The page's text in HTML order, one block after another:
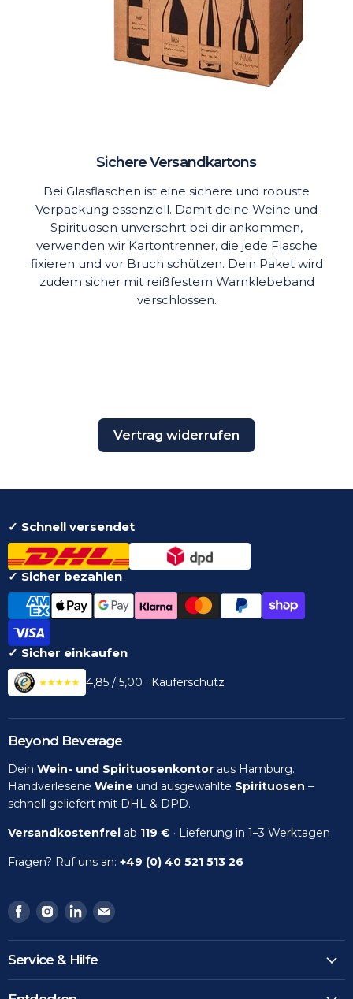
Sichere Versandkartons
Bei Glasflaschen ist eine sichere und robuste
Verpackung essenziell. Damit deine Weine und
Spirituosen unversehrt bei dir ankommen,
verwenden wir Kartontrenner, die jede Flasche
fixieren und vor Bruch schützen. Dein Paket wird
zudem sicher mit reißfestem Warnklebeband
verschlossen.
Vertrag widerrufen
✓ Schnell versendet
✓ Sicher bezahlen
✓ Sicher einkaufen
4,85 / 5,00 · Käuferschutz
Beyond Beverage
Dein Wein- und Spirituosenkontor aus Hamburg.
Handverlesene Weine und ausgewählte Spirituosen –
schnell geliefert mit DHL & DPD.
Versandkostenfrei ab 119 € · Lieferung in 1–3 Werktagen
Fragen? Ruf uns an: +49 (0) 40 521 513 26
Finden
Sie
uns
auf
Facebook
Finden
Sie
uns
auf
Instagram
Finden
Sie
uns
auf
LinkedIn
Finden
uns
Email
Service & Hilfe